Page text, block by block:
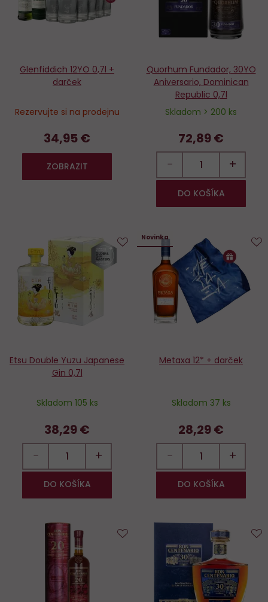
Glenfiddich 12YO 0,7l +
darček
Rezervujte si na prodejnu
34,95 €
ZOBRAZIT
Quorhum Fundador, 30YO
Aniversario, Dominican
Republic 0,7l
Skladom > 200 ks
72,89 €
− +
DO KOŠÍKA
Etsu Double Yuzu Japanese
Gin 0,7l
Skladom 105 ks
38,29 €
− +
DO KOŠÍKA
obľúbených
Novinka
Metaxa 12* + darček
Skladom 37 ks
28,29 €
− +
DO KOŠÍKA
obľúbených